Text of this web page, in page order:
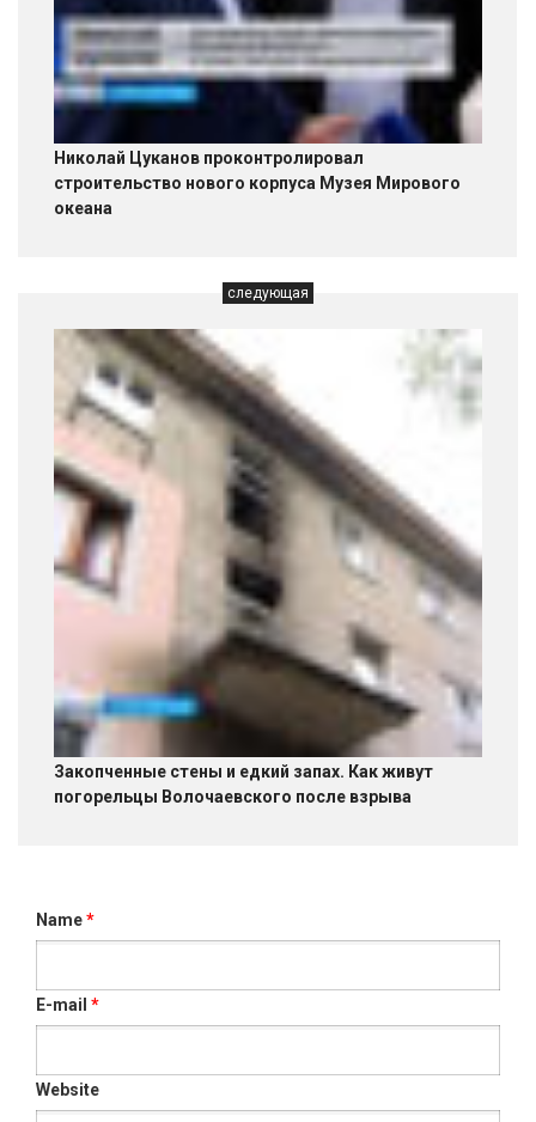
Николай Цуканов проконтролировал
строительство нового корпуса Музея Мирового
океана
следующая
Закопченные стены и едкий запах. Как живут
погорельцы Волочаевского после взрыва
Name*
E-mail *
Website